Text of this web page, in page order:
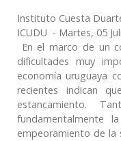
Instituto Cuesta
ICUDU - Martes, 05
En el marco de un
dificultades muy
economía uruguaya
recientes indican
estancamiento.
fundamentalmente
empeoramiento de la